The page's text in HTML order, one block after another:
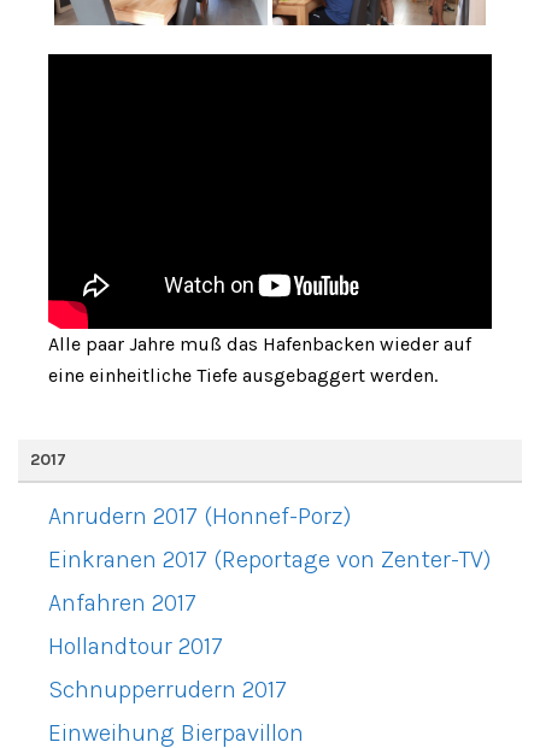
Alle paar Jahre muß das Hafenbacken wieder auf
eine einheitliche Tiefe ausgebaggert werden.
2017
Anrudern 2017 (Honnef-Porz)
Einkranen 2017 (Reportage von Zenter-TV)
Anfahren 2017
Hollandtour 2017
Schnupperrudern 2017
Einweihung Bierpavillon